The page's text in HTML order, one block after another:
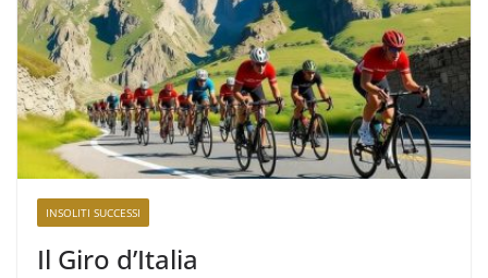
INSOLITI SUCCESSI
Il Giro d’Italia